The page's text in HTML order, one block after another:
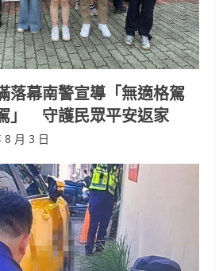
落幕南警宣導「無適格駕
」 守護民眾平安返家
8 月 3 日